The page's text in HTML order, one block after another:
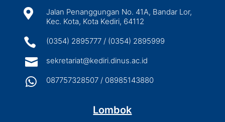

Jalan Penanggungan No. 41A, Bandar Lor,
Kec. Kota, Kota Kediri, 64112
 (0354) 2895777 / (0354) 2895999
 sekretariat@kediri.dinus.ac.id
 087757328507 / 08985143880
Lombok